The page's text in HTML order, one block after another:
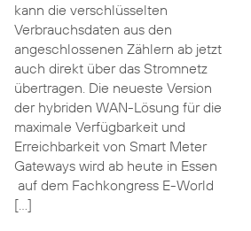
kann die verschlüsselten
Verbrauchsdaten aus den
angeschlossenen Zählern ab jetzt
auch direkt über das Stromnetz
übertragen. Die neueste Version
der hybriden WAN-Lösung für die
maximale Verfügbarkeit und
Erreichbarkeit von Smart Meter
Gateways wird ab heute in Essen
auf dem Fachkongress E-World
[…]